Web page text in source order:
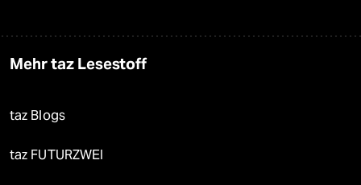
Mehr taz Lesestoff
taz Blogs
taz FUTURZWEI